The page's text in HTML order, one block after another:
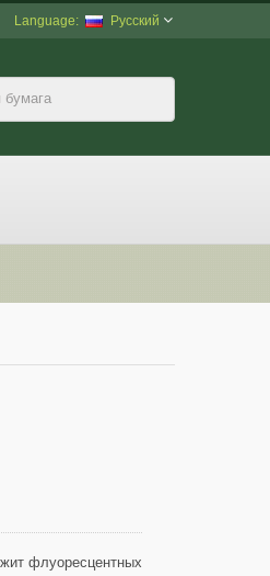
Русский
флуоресцентных